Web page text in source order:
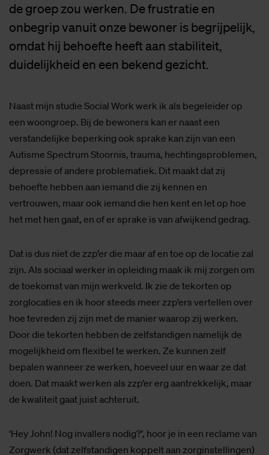
de groep zou werken. De frustratie en
onbegrip vanuit onze bewoner is begrijpelijk,
omdat hij behoefte heeft aan stabiliteit,
duidelijkheid en een bekend gezicht.
Naast mijn studie Social Work werk ik als begeleider op
een woongroep. Bij de bewoners kan er naast een
verstandelijke beperking ook sprake kan zijn van een
Autisme Spectrum Stoornis, trauma, hechtingsproblemen,
depressie of andere problematiek. Dit maakt dat zij
behoefte hebben aan iemand die zij kennen en
vertrouwen, maar ook iemand die hen kent en let op hoe
het met hen gaat, en of er sprake is van afwijkend gedrag.
Dat is dus niet de zzp’er die maar af en toe op de locatie zal
zijn. Als sociaal werker in opleiding maak ik mij zorgen om
de toekomst van mijn werkveld. Ik zie de tekorten op
zorglocaties en ik hoor steeds meer zzp’ers vertellen over
hoe tevreden zij zijn met de manier waarop zij werken.
Door die tekorten hebben de zelfstandigen namelijk de
mogelijkheid om flexibel te werken. Ze kunnen zelf
bepalen wanneer ze werken, hoeveel uur en waar ze dat
doen. Dat maakt werken als zzp’er erg aantrekkelijk, maar
de kwaliteit gaat juist achteruit.
‘Hey John! Nog invallers nodig?’, hoor je in een reclame van
Zorgwerk (dat zelfstandigen koppelt aan zorginstellingen)